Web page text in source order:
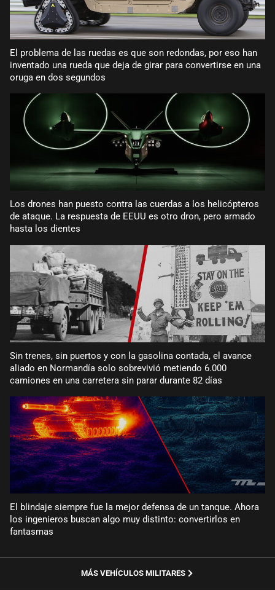
El problema de las ruedas es que son redondas, por eso han
inventado una rueda que deja de girar para convertirse en una
oruga en dos segundos
Los drones han puesto contra las cuerdas a los helicópteros
de ataque. La respuesta de EEUU es otro dron, pero armado
hasta los dientes
Sin trenes, sin puertos y con la gasolina contada, el avance
aliado en Normandía solo sobrevivió metiendo 6.000
camiones en una carretera sin parar durante 82 días
El blindaje siempre fue la mejor defensa de un tanque. Ahora
los ingenieros buscan algo muy distinto: convertirlos en
fantasmas
MÁS VEHÍCULOS MILITARES